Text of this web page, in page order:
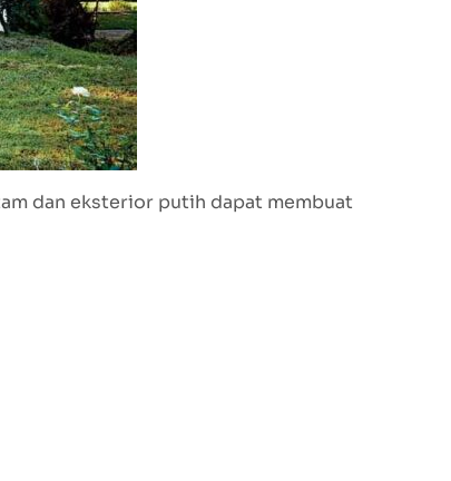
dan eksterior putih dapat membuat